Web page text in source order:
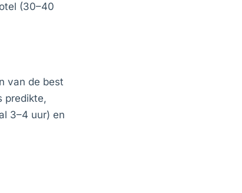
(30–40
van de best
predikte,
3–4 uur) en